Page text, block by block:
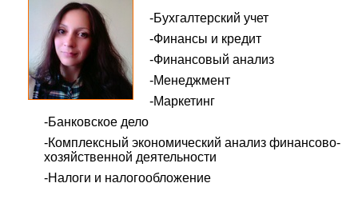
Бухгалтерский учет
Финансы и кредит
Финансовый анализ
Менеджмент
Маркетинг
Банковское дело
Комплексный экономический анализ финансово-
хозяйственной деятельности
Налоги и налогообложение